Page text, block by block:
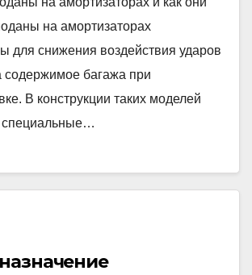
на амортизаторах
для снижения воздействия ударов
содержимое багажа при
В конструкции таких моделей
специальные…